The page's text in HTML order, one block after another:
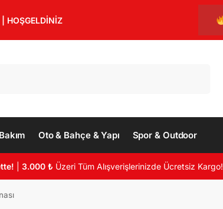
| HOŞGELDİNİZ
Oto & Bahçe & Yapı Spor & Outdoor
|3.000 ₺ Üzeri Tüm Alışverişlerinizde Ücretsiz Kargo!